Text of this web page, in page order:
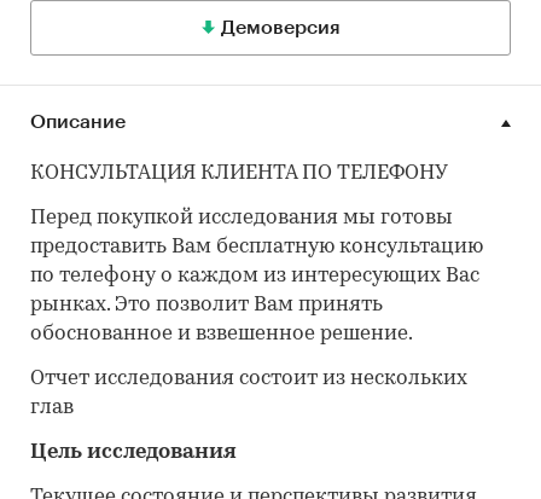
Демоверсия
Описание
КОНСУЛЬТАЦИЯ КЛИЕНТА ПО ТЕЛЕФОНУ
Перед покупкой исследования мы готовы
предоставить Вам бесплатную консультацию
по телефону о каждом из интересующих Вас
рынках. Это позволит Вам принять
обоснованное и взвешенное решение.
Отчет исследования состоит из нескольких
глав
Цель исследования